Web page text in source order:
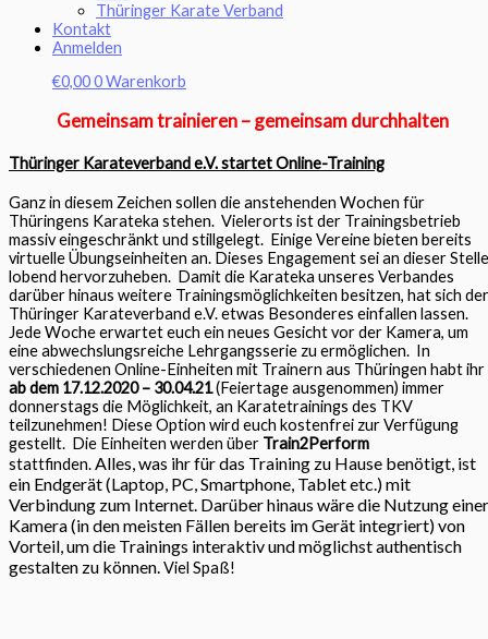
Thüringer Karate Verband
Kontakt
Anmelden
€0,000Warenkorb
Gemeinsam trainieren – gemeinsam durchhalten
Thüringer Karateverband e.V. startet Online-Training
Ganz in diesem Zeichen sollen die anstehenden Wochen für
Thüringens Karateka stehen. Vielerorts ist der Trainingsbetrieb
massiv eingeschränkt und stillgelegt. Einige Vereine bieten bereits
virtuelle Übungseinheiten an. Dieses Engagement sei an dieser Stelle
lobend hervorzuheben. Damit die Karateka unseres Verbandes
darüber hinaus weitere Trainingsmöglichkeiten besitzen, hat sich der
Thüringer Karateverband e.V. etwas Besonderes einfallen lassen.
Jede Woche erwartet euch ein neues Gesicht vor der Kamera, um
eine abwechslungsreiche Lehrgangsserie zu ermöglichen. In
verschiedenen Online-Einheiten mit Trainern aus Thüringen habt ihr
ab dem 17.12.2020 – 30.04.21(Feiertage ausgenommen) immer
donnerstags die Möglichkeit, an Karatetrainings des TKV
teilzunehmen! Diese Option wird euch kostenfrei zur Verfügung
gestellt. Die Einheiten werden über Train2Perform
stattfinden.Alles, was ihr für das Training zu Hause benötigt, ist
ein Endgerät (Laptop, PC, Smartphone, Tablet etc.) mit
Verbindung zum Internet. Darüber hinaus wäre die Nutzung einer
Kamera (in den meisten Fällen bereits im Gerät integriert) von
Vorteil, um die Trainings interaktiv und möglichst authentisch
gestalten zu können.Viel Spaß!